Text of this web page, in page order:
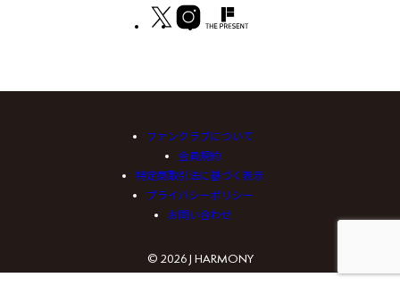
© 2026 J HARMONY
ファンクラブについて
会員規約
特定商取引法に基づく表示
プライバシーポリシー
お問い合わせ